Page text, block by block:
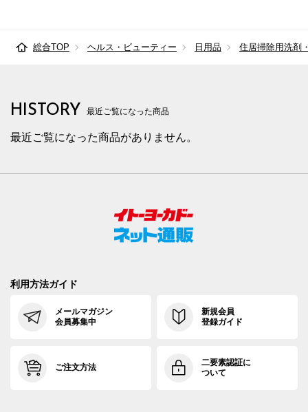
総合TOP ヘルス・ビューティー 日用品 住居掃除用洗剤
HISTORY 最近ご覧になった商品
最近ご覧になった商品がありません。
利用方法ガイド
メールマガジン
会員募集中
新規会員
登録ガイド
ご注文方法
二要素認証に
ついて